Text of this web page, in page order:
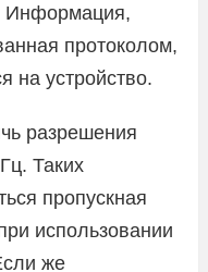
Информация,
протоколом,
на устройство.
разрешения
Таких
пропускная
использовании
же